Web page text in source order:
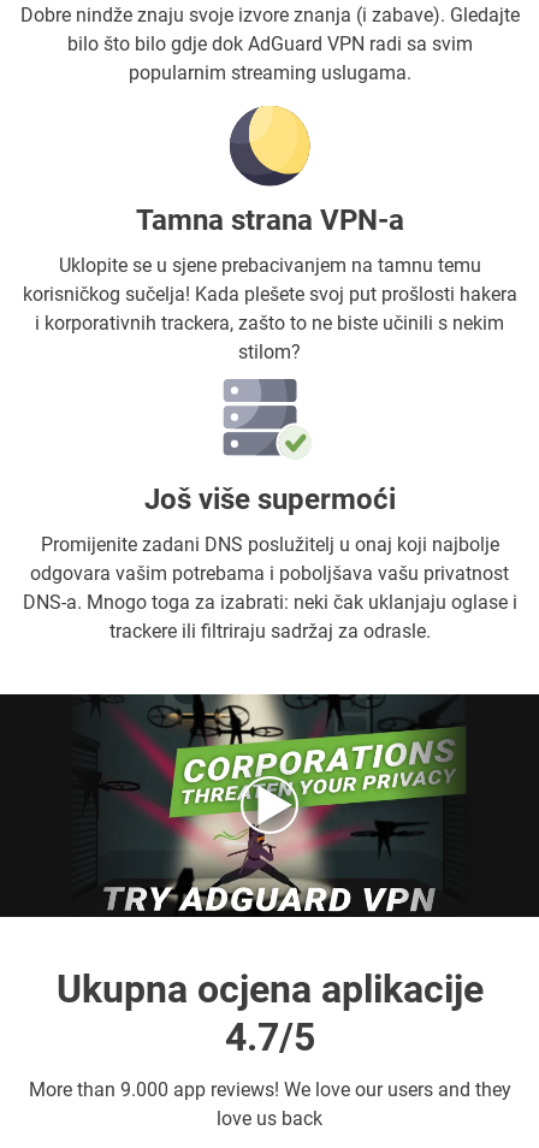
Dobre nindže znaju svoje izvore znanja (i zabave). Gledajte
bilo što bilo gdje dok AdGuard VPN radi sa svim
popularnim streaming uslugama.
Tamna strana VPN-a
Uklopite se u sjene prebacivanjem na tamnu temu
korisničkog sučelja! Kada plešete svoj put prošlosti hakera
i korporativnih trackera, zašto to ne biste učinili s nekim
stilom?
Još više supermoći
Promijenite zadani DNS poslužitelj u onaj koji najbolje
odgovara vašim potrebama i poboljšava vašu privatnost
DNS-a. Mnogo toga za izabrati: neki čak uklanjaju oglase i
trackere ili filtriraju sadržaj za odrasle.
Ukupna ocjena aplikacije
4.7/5
More than 9.000 app reviews! We love our users and they
love us back